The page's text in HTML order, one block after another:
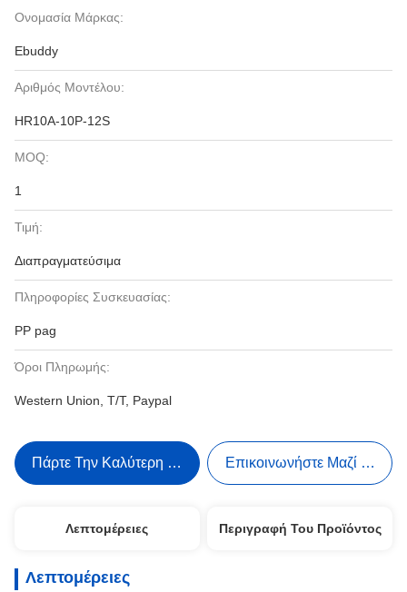
Ονομασία Μάρκας:
Ebuddy
Αριθμός Μοντέλου:
HR10A-10P-12S
MOQ:
1
Τιμή:
Διαπραγματεύσιμα
Πληροφορίες Συσκευασίας:
PP pag
Όροι Πληρωμής:
Western Union, T/T, Paypal
Πάρτε Την Καλύτερη Τιμή Επικοινωνήστε Μαζί Μας
Λεπτομέρειες Περιγραφή Του Προϊόντος
Λεπτομέρειες